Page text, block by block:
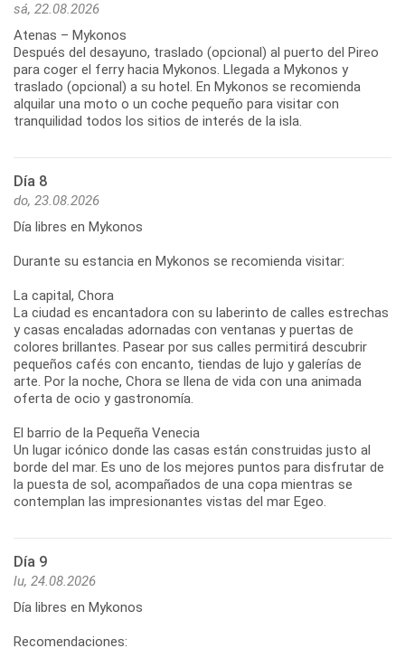
sá, 22.08.2026
Atenas – Mykonos
Después del desayuno, traslado (opcional) al puerto del Pireo
para coger el ferry hacia Mykonos. Llegada a Mykonos y
traslado (opcional) a su hotel. En Mykonos se recomienda
alquilar una moto o un coche pequeño para visitar con
Día 8
do, 23.08.2026
Día libres en Mykonos
Durante su estancia en Mykonos se recomienda visitar:
La capital, Chora
La ciudad es encantadora con su laberinto de calles estrechas
y casas encaladas adornadas con ventanas y puertas de
colores brillantes. Pasear por sus calles permitirá descubrir
pequeños cafés con encanto, tiendas de lujo y galerías de
arte. Por la noche, Chora se llena de vida con una animada
oferta de ocio y gastronomía.
El barrio de la Pequeña Venecia
Un lugar icónico donde las casas están construidas justo al
borde del mar. Es uno de los mejores puntos para disfrutar de
la puesta de sol, acompañados de una copa mientras se
Día 9
lu, 24.08.2026
Día libres en Mykonos
Recomendaciones: